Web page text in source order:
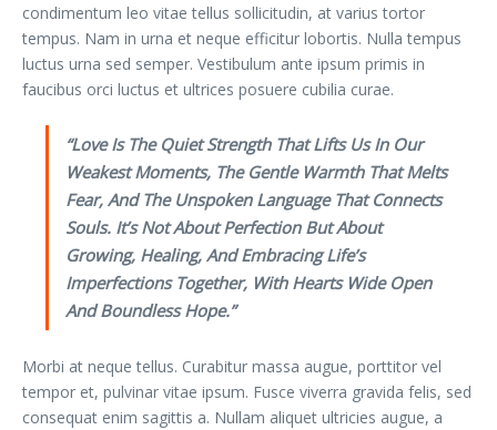
condimentum leo vitae tellus sollicitudin, at varius tortor
tempus. Nam in urna et neque efficitur lobortis. Nulla tempus
luctus urna sed semper. Vestibulum ante ipsum primis in
faucibus orci luctus et ultrices posuere cubilia curae.
“Love Is The Quiet Strength That Lifts Us In Our
Weakest Moments, The Gentle Warmth That Melts
Fear, And The Unspoken Language That Connects
Souls. It’s Not About Perfection But About
Growing, Healing, And Embracing Life’s
Imperfections Together, With Hearts Wide Open
And Boundless Hope.”
Morbi at neque tellus. Curabitur massa augue, porttitor vel
tempor et, pulvinar vitae ipsum. Fusce viverra gravida felis, sed
consequat enim sagittis a. Nullam aliquet ultricies augue, a